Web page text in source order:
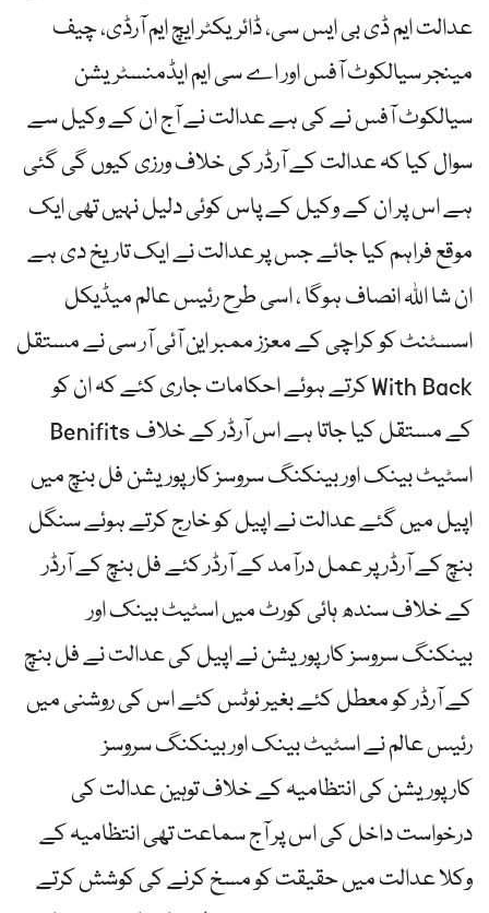
عدالت ایم ڈی بی ایس سی، ڈائریکٹر ایچ ایم آرڈی، چیف
مینجر سیالکوٹ آفس اور اے سی ایم ایڈمنسٹریشن
سیالکوٹ آفس نے کی ہے عدالت نے آج ان کے وکیل سے
سوال کیا کہ عدالت کے آرڈر کی خلاف ورزی کیوں گی گئی
ہے اس پر ان کے وکیل کے پاس کوئی دلیل نہیں تھی ایک
موقع فراہم کیا جائے جس پر عدالت نے ایک تاریخ دی ہے
ان شا اللہ انصاف ہوگا ، اسی طرح رئیس عالم میڈیکل
اسسٹنٹ کو کراچی کے معزز ممبر این آئی آر سی نے مستقل
کرتے ہوئے احکامات جاری کئے کہ ان کو With Back
Benifits کے مستقل کیا جاتا ہے اس آرڈر کے خلاف
اسٹیٹ بینک اور بینکنگ سروسز کارپوریشن فل بنچ میں
اپیل میں گئے عدالت نے اپیل کو خارج کرتے ہوئے سنگل
بنچ کے آرڈر پر عمل درآمد کے آرڈر کئے فل بنچ کے آرڈر
کے خلاف سندھ ہائی کورٹ میں اسٹیٹ بینک اور
بینکنگ سروسز کارپوریشن نے اپیل کی عدالت نے فل بنچ
کے آرڈر کو معطل کئے بغیر نوٹس کئے اس کی روشنی میں
رئیس عالم نے اسٹیٹ بینک اور بینکنگ سروسز
کارپوریشن کی انتظامیہ کے خلاف توہین عدالت کی
درخواست داخل کی اس پر آج سماعت تھی انتظامیہ کے
وکلا عدالت میں حقیقت کو مسخ کرنے کی کوشش کرتے